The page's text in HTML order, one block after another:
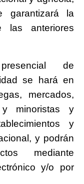
garantizará la
las anteriores
de
se hará en
mercados,
y minoristas y
y
y podrán
mediante
y/o por